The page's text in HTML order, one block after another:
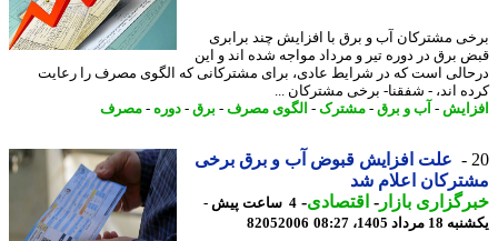
مشترکان آب و برق با افزایش چند برابری
برق در دوره تیر و مرداد مواجه شده اند و این
است که در شرایط عادی، برای مشترکانی که الگوی مصرف را رعایت
اند، - شفقنا- برخی مشترکان ...
-آب و برق - مشترک- الگوی مصرف- برق - دوره-مصرف
علت افزایش قبوض آب و برق برخی
اعلام شد
بازار- اقتصادی- 4 ساعت پیش -
1405، 08:27
82052006